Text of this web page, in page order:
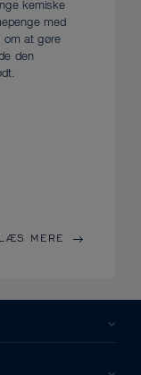
kemiske
med
om at gøre
den
LÆS MERE